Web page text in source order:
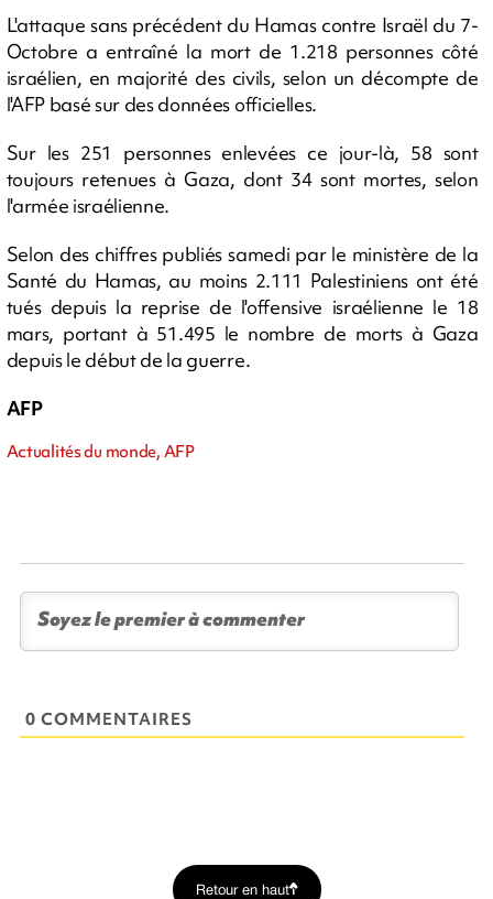
L'attaque sans précédent du Hamas contre Israël du 7-
Octobre a entraîné la mort de 1.218 personnes côté
israélien, en majorité des civils, selon un décompte de
l'AFP basé sur des données officielles.
Sur les 251 personnes enlevées ce jour-là, 58 sont
toujours retenues à Gaza, dont 34 sont mortes, selon
l'armée israélienne.
Selon des chiffres publiés samedi par le ministère de la
Santé du Hamas, au moins 2.111 Palestiniens ont été
tués depuis la reprise de l'offensive israélienne le 18
mars, portant à 51.495 le nombre de morts à Gaza
depuis le début de la guerre.
AFP
Actualités du monde, AFP
0 COMMENTAIRES
Retour en haut